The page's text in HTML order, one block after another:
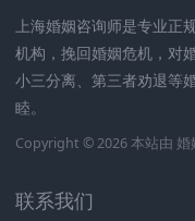
上海婚姻咨询师是专业正
机构，挽回婚姻危机，对
小三分离、第三者劝退等
睦。
Copyright © 2026 本站由 婚
联系我们